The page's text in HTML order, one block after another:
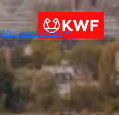
Alles over acties